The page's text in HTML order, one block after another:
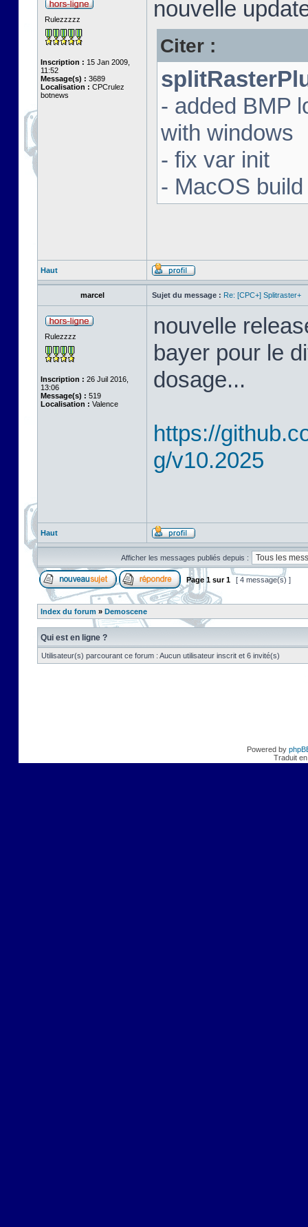
Rulezzzzz
Inscription : 15 Jan 2009,
11:52
Message(s) : 3689
Localisation : CPCrulez
botnews
nouvelle
Citer :
- added BMP
with windows
- fix var init
- MacOS
Haut
marcel Sujet du message : Re: [CPC+] Splitraster+
Rulezzzz
Inscription : 26 Juil 2016,
13:06
Message(s) : 519
Localisation : Valence
nouvelle
bayer pour le
dosage...
https://
g/v10.2025
Haut
Afficher les messages publiés depuis :
Page 1 sur1 [ 4 message(s) ]
Index du forum » Demoscene
Qui est en ligne ?
Utilisateur(s) parcourant ce forum : Aucun utilisateur inscrit et 6 invité(s)
Powered by
Traduit